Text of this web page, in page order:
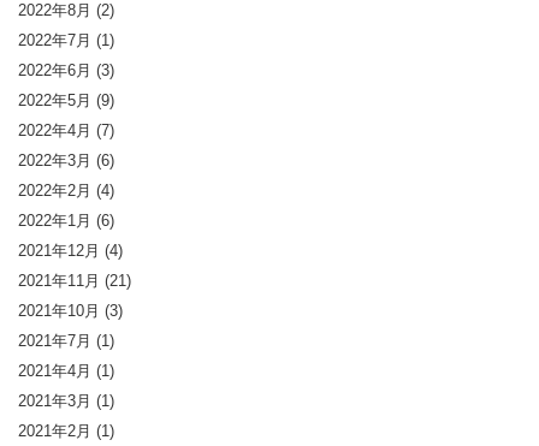
2022年8月 (2)
2022年7月 (1)
2022年6月 (3)
2022年5月 (9)
2022年4月 (7)
2022年3月 (6)
2022年2月 (4)
2022年1月 (6)
2021年12月 (4)
2021年11月 (21)
2021年10月 (3)
2021年7月 (1)
2021年4月 (1)
2021年3月 (1)
2021年2月 (1)